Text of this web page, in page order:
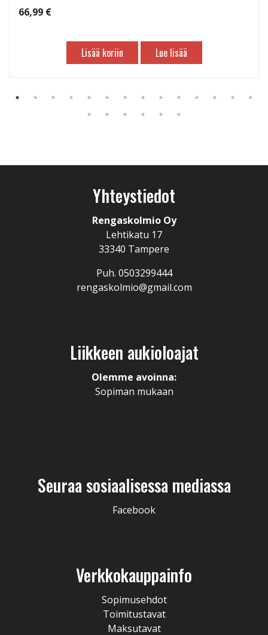
66,99 €
Lisää koriin Lue lisää
Yhteystiedot
Rengaskolmio Oy
Lehtikatu 17
33340 Tampere
Puh. 0503299444
rengaskolmio@gmail.com
Liikkeen aukioloajat
Olemme avoinna:
Sopiman mukaan
Seuraa sosiaalisessa mediassa
Facebook
Verkkokauppainfo
Sopimusehdot
Toimitustavat
Maksutavat